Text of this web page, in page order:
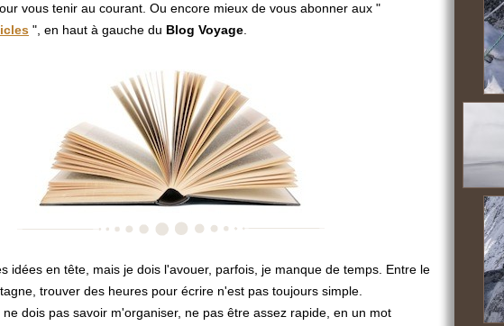
vous tenir au courant. Ou encore mieux de vous abonner aux "
", en haut à gauche du Blog Voyage
idées en tête, mais je dois l'avouer, parfois, je manque de temps. Entre le
trouver des heures pour écrire n'est pas toujours simple.
dois pas savoir m'organiser, ne pas être assez rapide, en un mot